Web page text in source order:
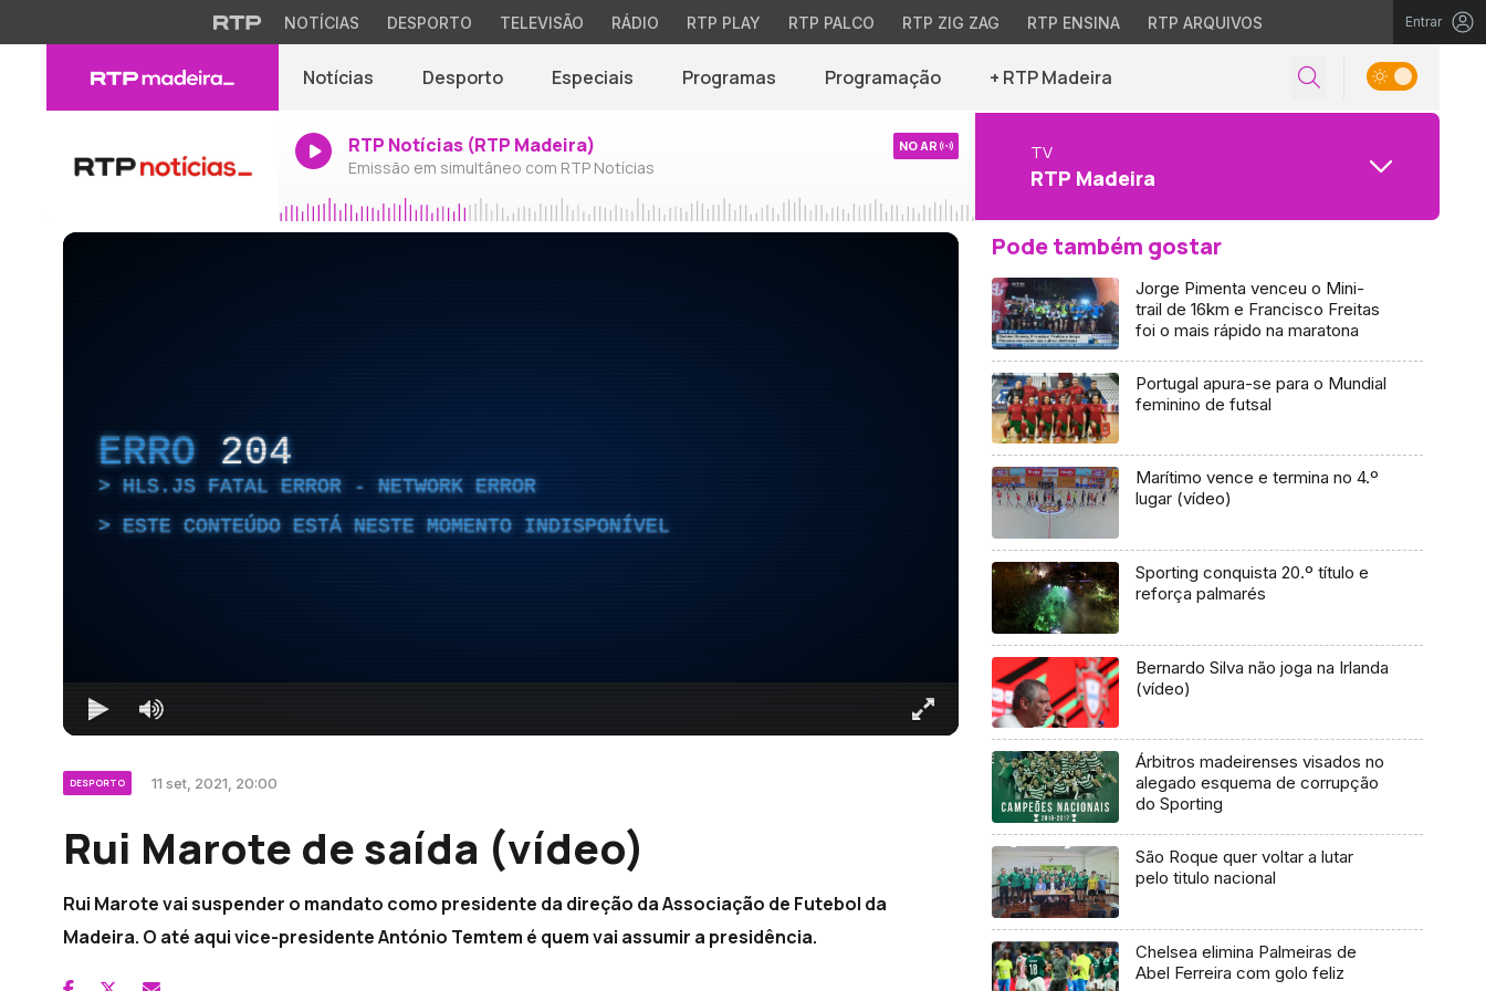
NOTÍCIAS DESPORTO TELEVISÃO RÁDIO RTP PLAY RTP PALCO RTP ZIG ZAG RTP ENSINA RTP ARQUIVOS Entrar
Notícias Desporto Especiais Programas Programação + RTP Madeira
RTP Notícias (RTP Madeira)
Emissão em simultâneo com RTP Notícias
NO AR TV
RTP Madeira
ERRO 204
HLS.JS FATAL ERROR - NETWORK ERROR
ESTE CONTEÚDO ESTÁ NESTE MOMENTO INDISPONÍVEL
DESPORTO 11 set, 2021, 20:00
Rui Marote de saída (vídeo)
Rui Marote vai suspender o mandato como presidente da direção da Associação de Futebol da
Madeira. O até aqui vice-presidente António Temtem é quem vai assumir a presidência.
Pode também gostar
Jorge Pimenta venceu o Mini-
trail de 16km e Francisco Freitas
foi o mais rápido na maratona
Portugal apura-se para o Mundial
feminino de futsal
Marítimo vence e termina no 4.º
lugar (vídeo)
Sporting conquista 20.º título e
reforça palmarés
Bernardo Silva não joga na Irlanda
(vídeo)
Árbitros madeirenses visados no
alegado esquema de corrupção
do Sporting
São Roque quer voltar a lutar
pelo titulo nacional
Chelsea elimina Palmeiras de
Abel Ferreira com golo feliz